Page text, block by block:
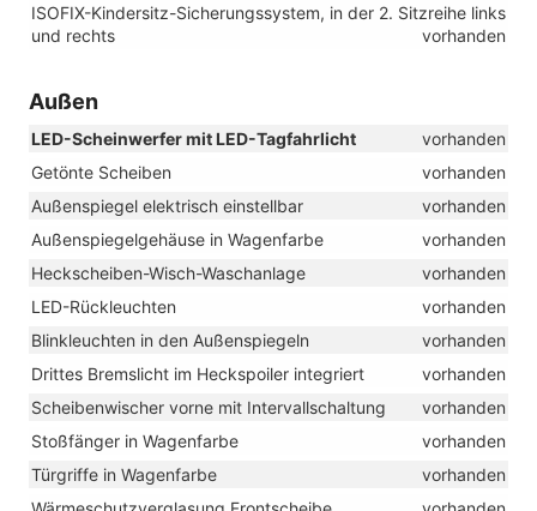
ISOFIX-Kindersitz-Sicherungssystem, in der 2. Sitzreihe links
und rechts
vorhanden
Außen
LED-Scheinwerfer mit LED-Tagfahrlicht
vorhanden
Getönte Scheiben
vorhanden
Außenspiegel elektrisch einstellbar
vorhanden
Außenspiegelgehäuse in Wagenfarbe
vorhanden
Heckscheiben-Wisch-Waschanlage
vorhanden
LED-Rückleuchten
vorhanden
Blinkleuchten in den Außenspiegeln
vorhanden
Drittes Bremslicht im Heckspoiler integriert
vorhanden
Scheibenwischer vorne mit Intervallschaltung
vorhanden
Stoßfänger in Wagenfarbe
vorhanden
Türgriffe in Wagenfarbe
vorhanden